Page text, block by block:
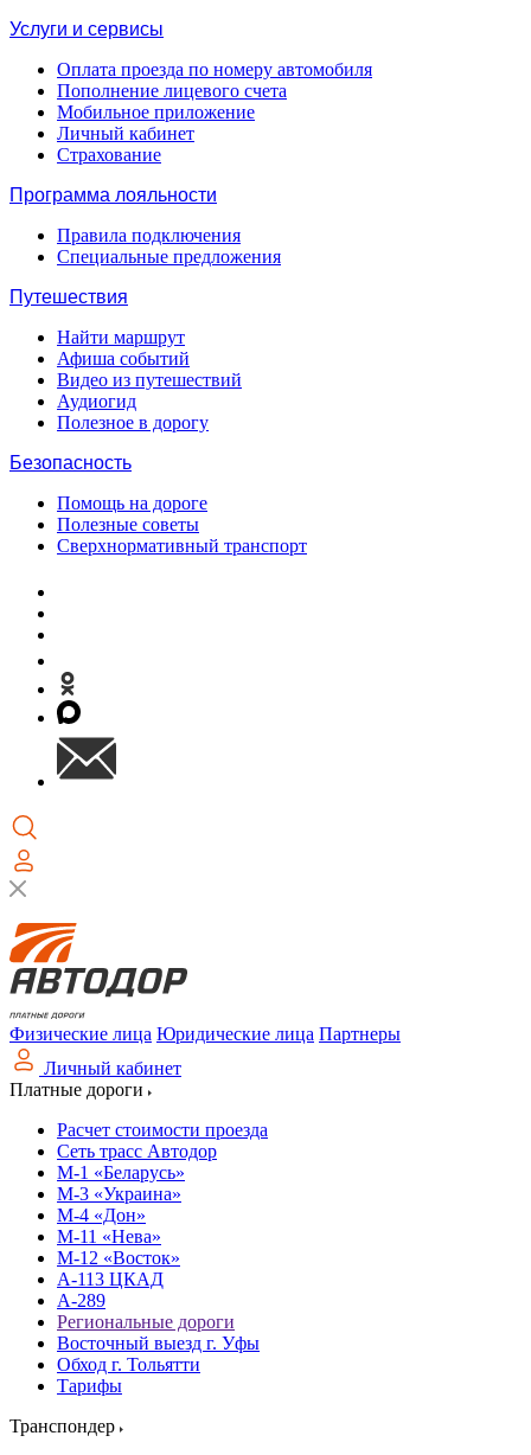
Услуги и сервисы
Оплата проезда по номеру автомобиля
Пополнение лицевого счета
Мобильное приложение
Личный кабинет
Страхование
Программа лояльности
Правила подключения
Специальные предложения
Путешествия
Найти маршрут
Афиша событий
Видео из путешествий
Аудиогид
Полезное в дорогу
Безопасность
Помощь на дороге
Полезные советы
Сверхнормативный транспорт
Физические лица Юридические лица Партнеры
Личный кабинет
Платные дороги
Расчет стоимости проезда
Сеть трасс Автодор
М-1 «Беларусь»
М-3 «Украина»
М-4 «Дон»
М-11 «Нева»
М-12 «Восток»
А-113 ЦКАД
А-289
Региональные дороги
Восточный выезд г. Уфы
Обход г. Тольятти
Тарифы
Транспондер